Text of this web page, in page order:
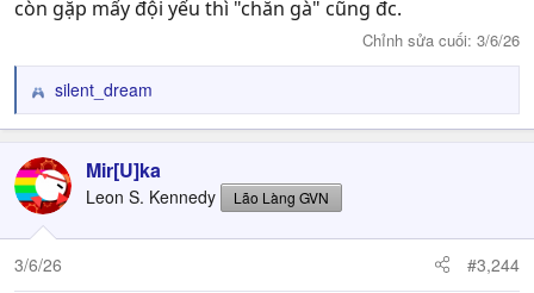
còn gặp mấy đội yếu thì "chăn gà" cũng đc.
Chỉnh sửa cuối: 3/6/26
R
e
c
t
i
o
n
s
silent_dream
Mir[U]ka
Leon S. Kennedy Lão Làng GVN
3/6/26 #3,244